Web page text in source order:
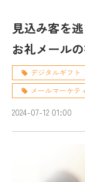
見込み客を
お礼メール
デジタルギフト
メールマーケテ
2024-07-12 01:00